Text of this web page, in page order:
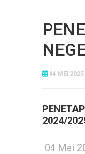
04 MEI 2025
2024/
04 Mei